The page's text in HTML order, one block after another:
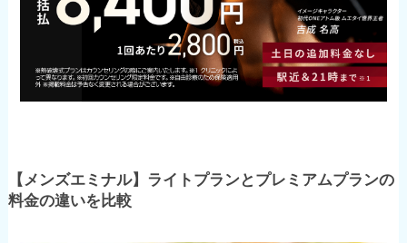
【メンズエミナル】ライトプランとプレミアムプランの
料金の違いを比較